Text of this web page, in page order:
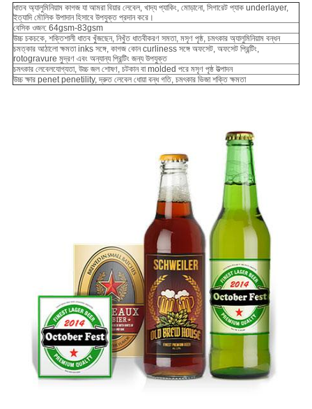
ধাতব অ্যালুমিনিয়াম কাগজ যা আমরা বিয়ার লেবেল, খাদ্য প্যাকিং, মোড়ানো, সিগারেট প্যাক underlayer,
ইত্যাদি মৌলিক উপাদান হিসাবে উপযুক্ত প্রদান করে।
বেসিক ওজন: 64gsm-83gsm
উচ্চ চকচকে, শক্তিশালী ধাতব খুঁজছেন, নিখুঁত ধাতবীকরণ সমতা, মসৃণ পৃষ্ঠ, চমৎকার অ্যালুমিনিয়াম বন্ধন
চমত্কার আঠালো ক্ষমতা inks সঙ্গে, কাগজ কোন curliness সঙ্গে অফসেট, অফসেট প্রিন্টিং,
rotogravure মুদ্রণ এবং অন্যান্য প্রিন্টিং জন্য উপযুক্ত
চমৎকার লেবেলযোগ্যতা, উচ্চ জল শোষণ, চটকান বা molded পরে মসৃণ পৃষ্ঠ উত্পাদন
উচ্চ ক্ষার penet penetility, দ্রুত লেবেল ধোয়া বন্ধ গতি, চমৎকার ভিজা শক্তি ক্ষমতা